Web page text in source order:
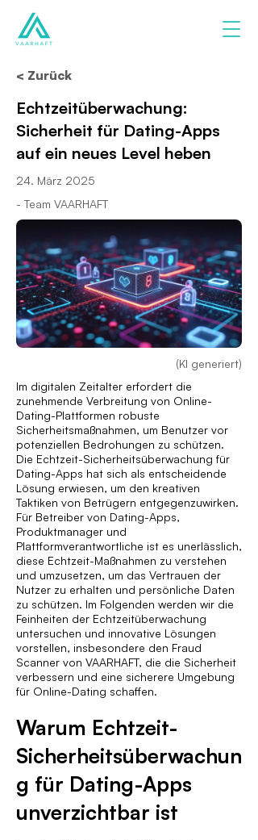
< Zurück
Echtzeitüberwachung:
Sicherheit für Dating-Apps
auf ein neues Level heben
24. März 2025
- Team VAARHAFT
(KI generiert)
Im digitalen Zeitalter erfordert die
zunehmende Verbreitung von Online-
Dating-Plattformen robuste
Sicherheitsmaßnahmen, um Benutzer vor
potenziellen Bedrohungen zu schützen.
Die Echtzeit-Sicherheitsüberwachung für
Dating-Apps hat sich als entscheidende
Lösung erwiesen, um den kreativen
Taktiken von Betrügern entgegenzuwirken.
Für Betreiber von Dating-Apps,
Produktmanager und
Plattformverantwortliche ist es unerlässlich,
diese Echtzeit-Maßnahmen zu verstehen
und umzusetzen, um das Vertrauen der
Nutzer zu erhalten und persönliche Daten
zu schützen. Im Folgenden werden wir die
Feinheiten der Echtzeitüberwachung
untersuchen und innovative Lösungen
vorstellen, insbesondere den Fraud
Scanner von VAARHAFT, die die Sicherheit
verbessern und eine sicherere Umgebung
für Online-Dating schaffen.
Warum Echtzeit-
Sicherheitsüberwachun
g für Dating-Apps
unverzichtbar ist